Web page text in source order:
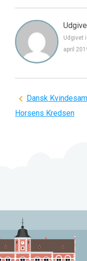
Udgivet i
april
Dansk
Horsens Kredsen